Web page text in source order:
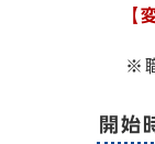
【
※
開始